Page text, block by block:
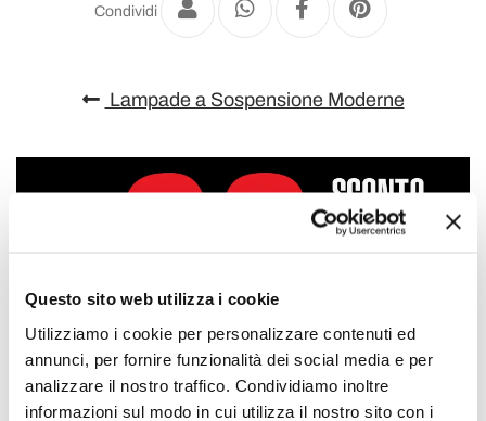
Questo sito web utilizza i cookie
Utilizziamo i cookie per personalizzare contenuti ed
annunci, per fornire funzionalità dei social media e per
analizzare il nostro traffico. Condividiamo inoltre
informazioni sul modo in cui utilizza il nostro sito con i
Condividi
Lampade a Sospensione Moderne